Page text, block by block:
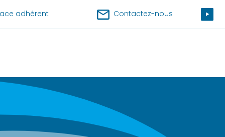
adhérent Contactez-nous